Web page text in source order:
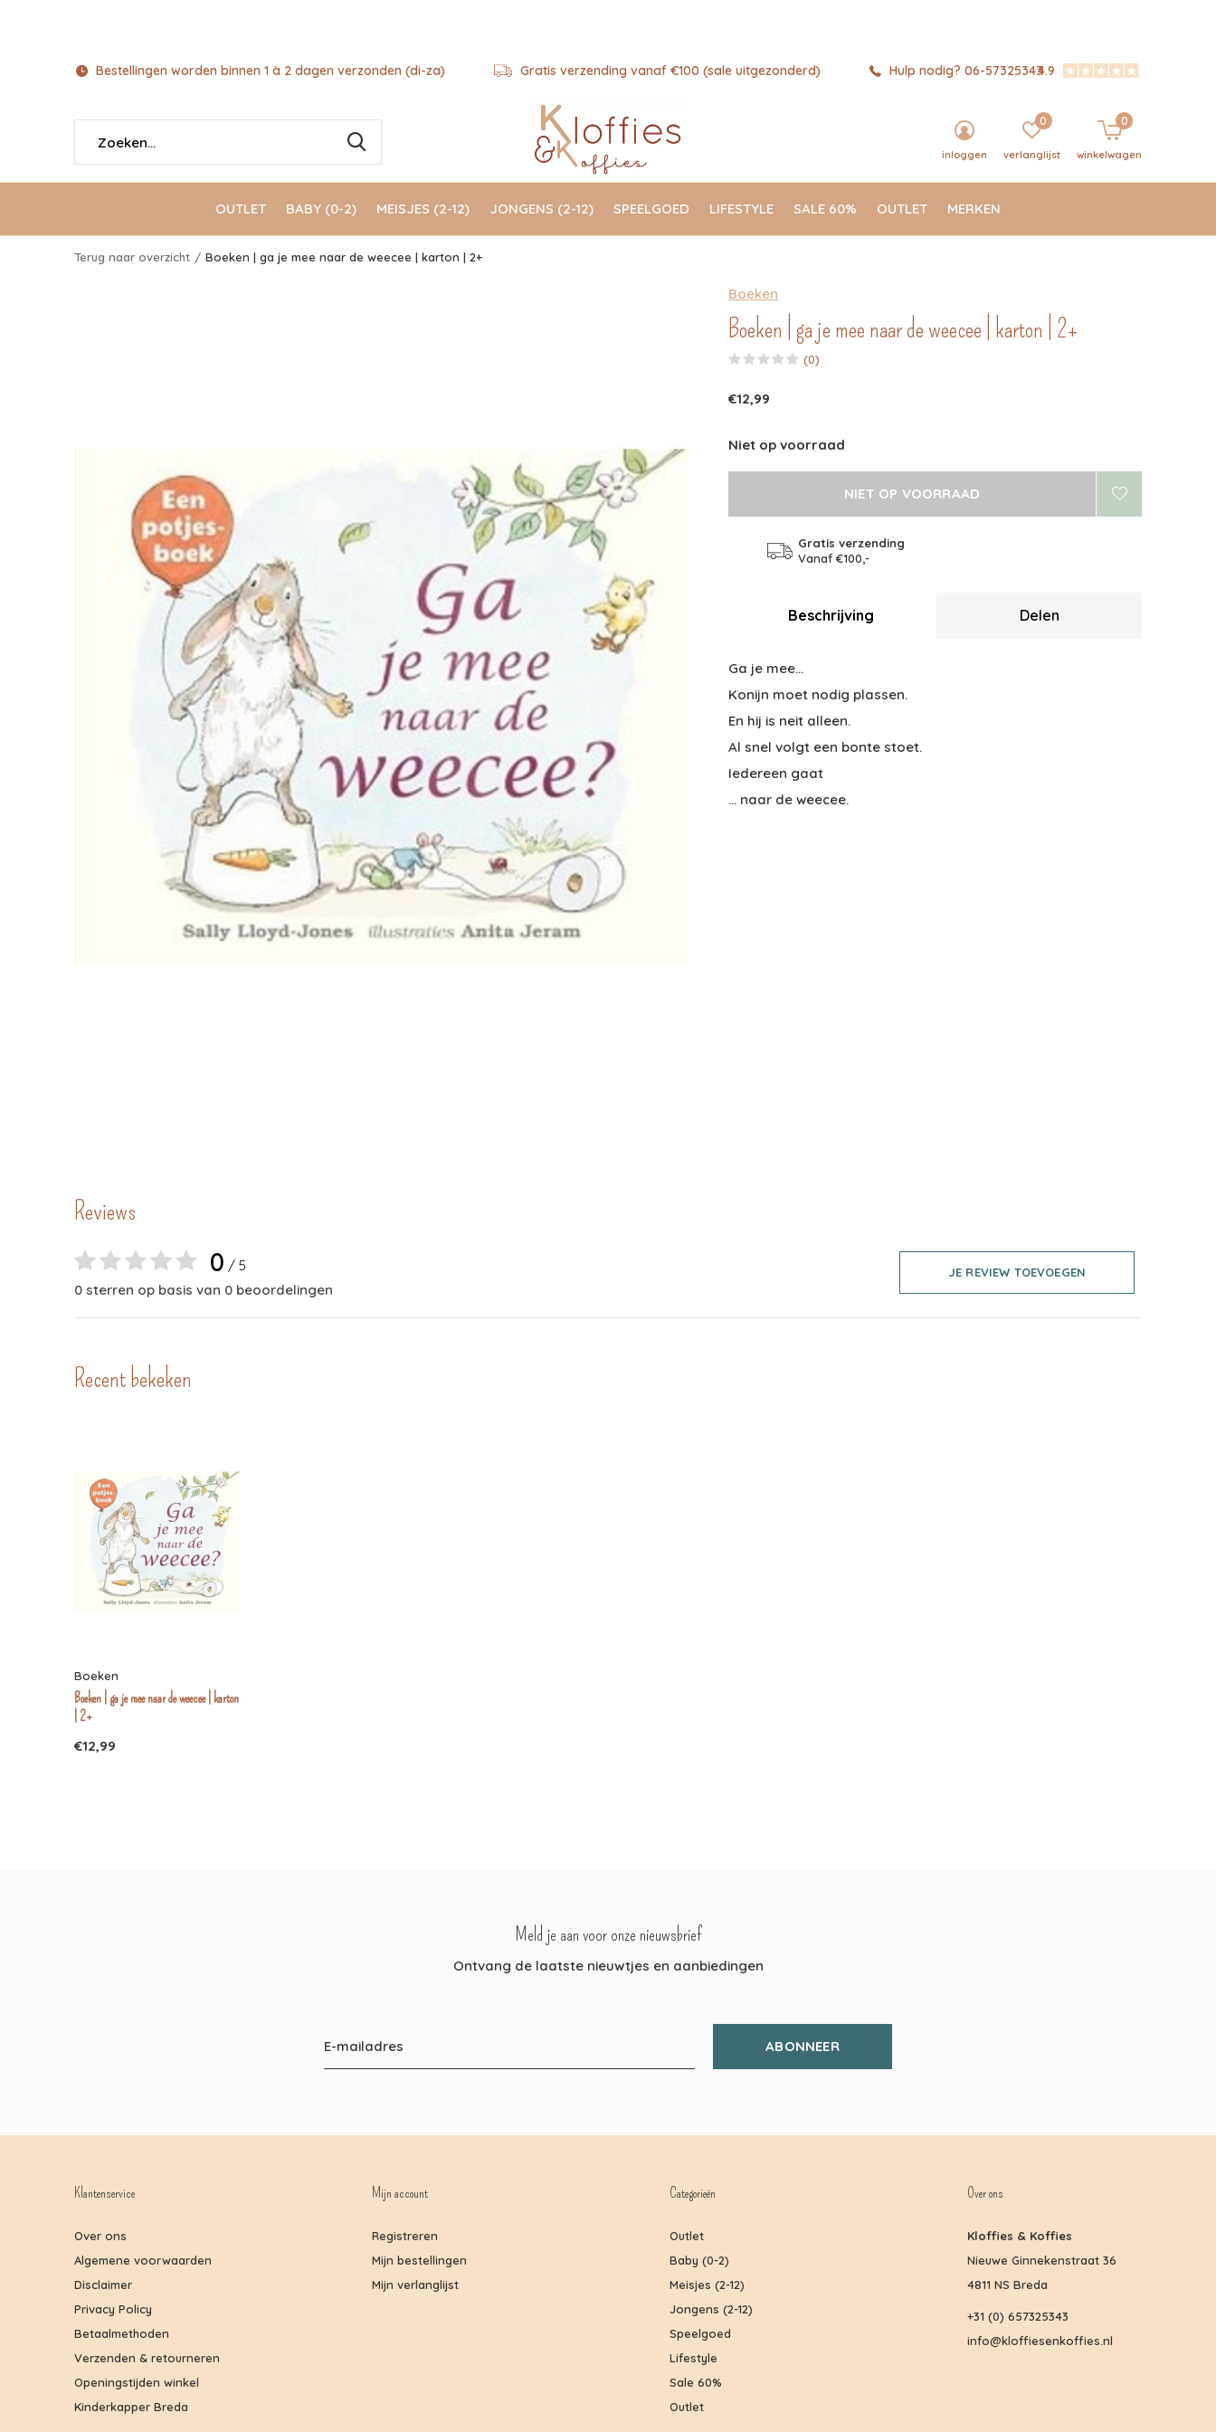
OUTLET BABY (0-2) MEISJES (2-12) JONGENS (2-12) SPEELGOED LIFESTYLE SALE 60% OUTLET MERKEN
inloggen verlanglijst
0
winkelwagen
0
Bestellingen worden binnen 1 à 2 dagen verzonden (di-za) Gratis verzending vanaf €100 (sale uitgezonderd) Hulp nodig? 06-573253434.9
Terug naar overzicht Boeken | ga je mee naar de weecee | karton | 2+
Boeken
Boeken | ga je mee naar de weecee | karton | 2+
(0)
€12,99
Niet op voorraad
NIET OP VOORRAAD
Gratis verzending
Vanaf €100,-
Beschrijving Delen
Ga je mee...
Konijn moet nodig plassen.
En hij is neit alleen.
Al snel volgt een bonte stoet.
Iedereen gaat
... naar de weecee.
Reviews
0 / 5
0 sterren op basis van 0 beoordelingen
JE REVIEW TOEVOEGEN
Recent bekeken
Boeken
Boeken | ga je mee naar de weecee | karton
| 2+
€12,99
Meld je aan voor onze nieuwsbrief
Ontvang de laatste nieuwtjes en aanbiedingen
ABONNEER
Klantenservice
Over ons
Algemene voorwaarden
Disclaimer
Privacy Policy
Betaalmethoden
Verzenden & retourneren
Openingstijden winkel
Kinderkapper Breda
Mijn account
Registreren
Mijn bestellingen
Mijn verlanglijst
Categorieën
Outlet
Baby (0-2)
Meisjes (2-12)
Jongens (2-12)
Speelgoed
Lifestyle
Sale 60%
Outlet
Over ons
Kloffies & Koffies
Nieuwe Ginnekenstraat 36
4811 NS Breda
+31 (0) 657325343
info@kloffiesenkoffies.nl